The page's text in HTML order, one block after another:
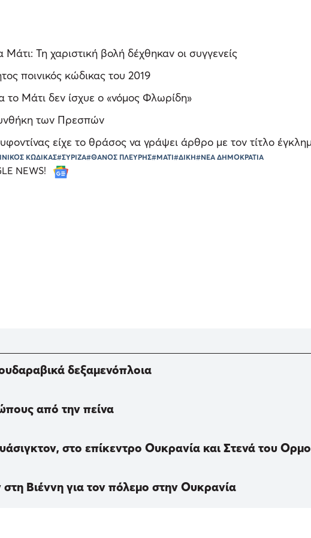
Τη χαριστική βολή δέχθηκαν οι συγγενείς
ποινικός κώδικας του 2019
Μάτι δεν ίσχυε ο «νόμος Φλωρίδη»
των Πρεσπών
είχε το θράσος να γράψει άρθρο με τον τίτλο
ΚΩΔΙΚΑΣ#ΣΥΡΙΖΑ#ΘΑΝΟΣ ΠΛΕΥΡΗΣ#ΜΑΤΙ#ΔΙΚΗ#ΝΕΑ ΔΗΜΟΚΡΑΤΙΑ
NEWS!
δεξαμενόπλοια
από την πείνα
στο επίκεντρο Ουκρανία και Στενά του
Βιέννη για τον πόλεμο στην Ουκρανία